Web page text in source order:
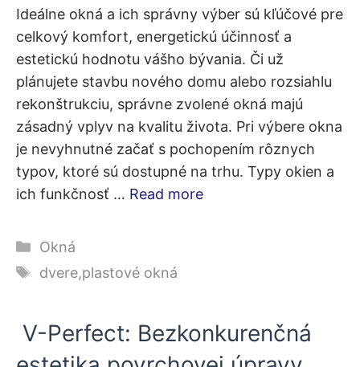
Ideálne okná a ich správny výber sú kľúčové pre
celkový komfort, energetickú účinnosť a
estetickú hodnotu vášho bývania. Či už
plánujete stavbu nového domu alebo rozsiahlu
rekonštrukciu, správne zvolené okná majú
zásadný vplyv na kvalitu života. Pri výbere okna
je nevyhnutné začať s pochopením rôznych
typov, ktoré sú dostupné na trhu. Typy okien a
ich funkčnosť … Read more
Kategórie
Okná
Značky
dvere,plastové okná
V-Perfect: Bezkonkurenčná